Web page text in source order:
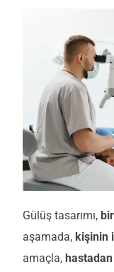
Gülüş tasarımı,
aşamada, kişinin
amaçla,